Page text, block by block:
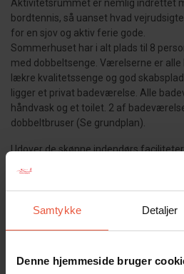
Samtykke Detaljer
Denne hjemmeside bruger
Aktivitetsrummet er nemlig indrettet
bordtennis, så uanset hvad
for en sjov og aktiv ferie gode.
Sommerhuset har i alt plads til 8
med dobbeltsenge. Værelserne er
lækre kvalitetssenge og god
ligger et privat badeværelse. Alle
håndvask og et toilet. 2 af
dobbeltbruser (Se grundplan).
Udover de skønne indendørs
hav af luksuriøse detaljer udenfor.
nemlig alt fra et overdækket
kan nydes, til et stort og lækkert
wellnessområde. I dette
Når sommerhusets herlige faciliteter